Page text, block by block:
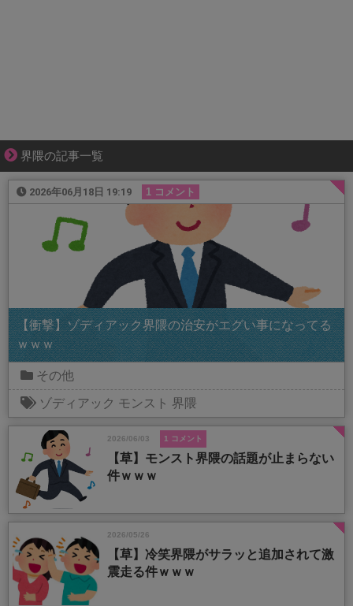
界隈の記事一覧
2026年06月18日 19:19 1 コメント
【衝撃】ゾディアック界隈の治安がエグい事になってる
ｗｗｗ
その他
ゾディアック モンスト 界隈
2026/06/03 1 コメント
【草】モンスト界隈の話題が止まらない
件ｗｗｗ
2026/05/26
【草】冷笑界隈がサラッと追加されて激
震走る件ｗｗｗ